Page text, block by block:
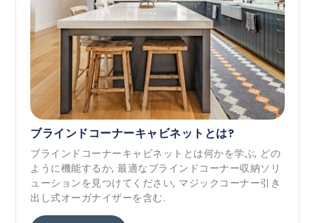
ブラインドコーナーキャビネットとは?
ブラインドコーナーキャビネットとは何かを学ぶ, どの
ように機能するか, 最適なブラインドコーナー収納ソリ
ューションを見つけてください, マジックコーナー引き
出し式オーガナイザーを含む.